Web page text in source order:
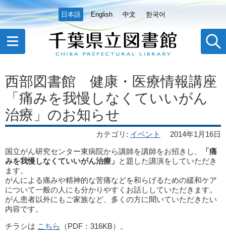
日本語 English 中文 한국어
西部図書館 健康・医療情報講座
「痛みを我慢しなくていいがん
治療」のお知らせ
カテゴリ : イベント
2014年1月16日
国立がん研究センター東病院から講師を講師をお招きし、
「痛
みを我慢しなくていいがん治療」 と題した講演をしていただき
ます。
がんによる痛みや精神的な苦痛などを和らげるための緩和ケア
について一般の人にも分かりやすくお話ししていただきます。
がん患者以外にもご家族など、多くの方に聞いていただきたい
内容です。
チラシは こちら （PDF：316KB）。